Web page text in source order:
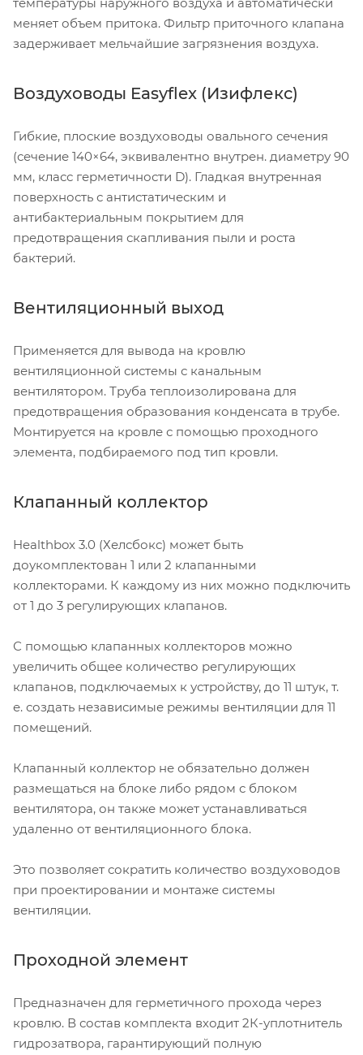
температуры наружного воздуха и автоматически
меняет объем притока. Фильтр приточного клапана
задерживает мельчайшие загрязнения воздуха.
Воздуховоды Easyflex (Изифлекс)
Гибкие, плоские воздуховоды овального сечения
(сечение 140×64, эквивалентно внутрен. диаметру 90
мм, класс герметичности D). Гладкая внутренная
поверхность с антистатическим и
антибактериальным покрытием для
предотвращения скапливания пыли и роста
бактерий.
Вентиляционный выход
Применяется для вывода на кровлю
вентиляционной системы с канальным
вентилятором. Труба теплоизолирована для
предотвращения образования конденсата в трубе.
Монтируется на кровле с помощью проходного
элемента, подбираемого под тип кровли.
Клапанный коллектор
Healthbox 3.0 (Хелсбокс) может быть
доукомплектован 1 или 2 клапанными
коллекторами. К каждому из них можно подключить
от 1 до 3 регулирующих клапанов.
С помощью клапанных коллекторов можно
увеличить общее количество регулирующих
клапанов, подключаемых к устройству, до 11 штук, т.
е. создать независимые режимы вентиляции для 11
помещений.
Клапанный коллектор не обязательно должен
размещаться на блоке либо рядом с блоком
вентилятора, он также может устанавливаться
удаленно от вентиляционного блока.
Это позволяет сократить количество воздуховодов
при проектировании и монтаже системы
вентиляции.
Проходной элемент
Предназначен для герметичного прохода через
кровлю. В состав комплекта входит 2К-уплотнитель
гидрозатвора, гарантирующий полную